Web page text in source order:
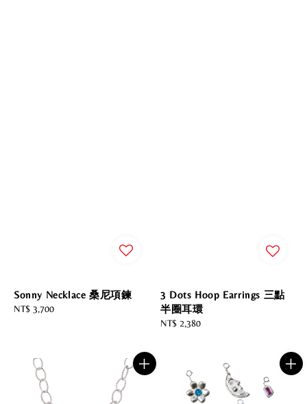
Sonny Necklace 桑尼項鍊
Regular
NT$ 3,700
3 Dots Hoop Earrings 三點
半圈耳環
Regular
NT$ 2,380